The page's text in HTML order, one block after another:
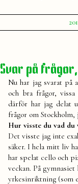
av
Svar på frågor,
Nu har jag svarat på
och bra frågor,
därför har jag delat
frågor om
Hur visste du vad du
Det visste jag inte
säker. I hela mitt liv
har spelat cello och
veckan. På
yrkesinriktning (som